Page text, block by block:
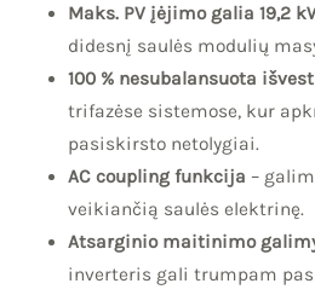
Maks. PV įėjimo galia 19,2
didesnį saulės modulių
100 % nesubalansuota
trifazėse sistemose, kur
pasiskirsto netolygiai.
AC coupling funkcija –
veikiančią saulės elektrinę.
Atsarginio maitinimo
inverteris gali trumpam